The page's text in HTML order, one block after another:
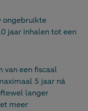
ongebruikte
jaar inhalen tot een
van een fiscaal
5 jaar ná
langer
meer